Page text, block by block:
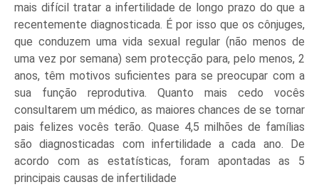
mais difícil tratar a infertilidade de longo prazo do que a
recentemente diagnosticada. É por isso que os cônjuges,
que conduzem uma vida sexual regular (não menos de
uma vez por semana) sem protecção para, pelo menos, 2
anos, têm motivos suficientes para se preocupar com a
sua função reprodutiva. Quanto mais cedo vocês
consultarem um médico, as maiores chances de se tornar
pais felizes vocês terão. Quase 4,5 milhões de famílias
são diagnosticadas com infertilidade a cada ano. De
acordo com as estatísticas, foram apontadas as 5
principais causas de infertilidade